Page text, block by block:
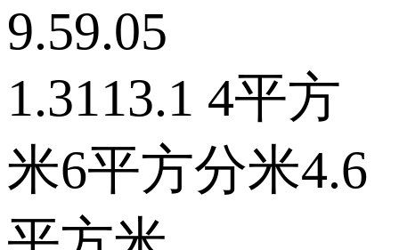
9.59.05
1.3113.1 4平方
米6平方分米4.6